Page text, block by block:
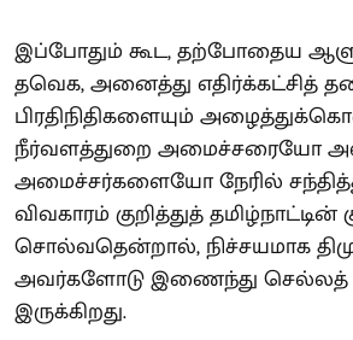
இப்போதும் கூட, தற்போதைய
தவெக, அனைத்து எதிர்க்கட்சித்
பிரதிநிதிகளையும்
நீர்வளத்துறை அமைச்சரையோ
அமைச்சர்களையோ நேரில்
விவகாரம் குறித்துத் தமிழ்நாட்டின்
சொல்வதென்றால், நிச்சயமாக
அவர்களோடு இணைந்து செல்லத்
இருக்கிறது.